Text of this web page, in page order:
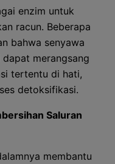
enzim untuk
racun. Beberapa
bahwa senyawa
merangsang
tertentu di hati,
detoksifikasi.
Saluran
membantu